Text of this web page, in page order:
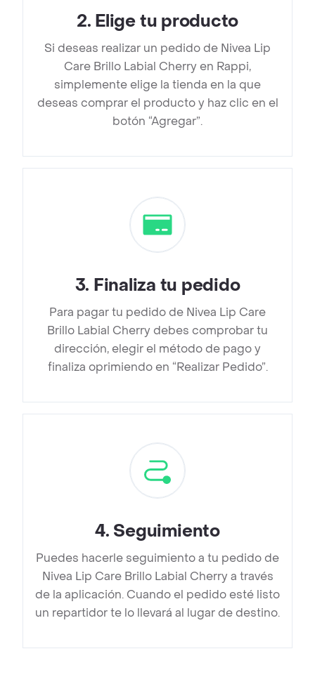
2. Elige tu producto
Si deseas realizar un pedido de Nivea Lip
Care Brillo Labial Cherry en Rappi,
simplemente elige la tienda en la que
deseas comprar el producto y haz clic en el
botón “Agregar”.
3. Finaliza tu pedido
Para pagar tu pedido de Nivea Lip Care
Brillo Labial Cherry debes comprobar tu
dirección, elegir el método de pago y
finaliza oprimiendo en “Realizar Pedido”.
4. Seguimiento
Puedes hacerle seguimiento a tu pedido de
Nivea Lip Care Brillo Labial Cherry a través
de la aplicación. Cuando el pedido esté listo
un repartidor te lo llevará al lugar de destino.